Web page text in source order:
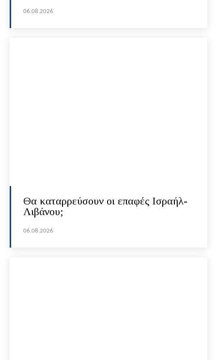
06.08.2026
Θα καταρρεύσουν οι επαφές Ισραήλ-
Λιβάνου;
06.08.2026